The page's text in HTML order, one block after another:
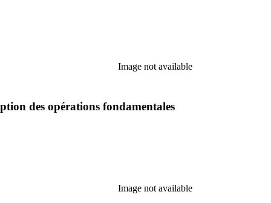
Image not available
des opérations fondamentales
Image not available